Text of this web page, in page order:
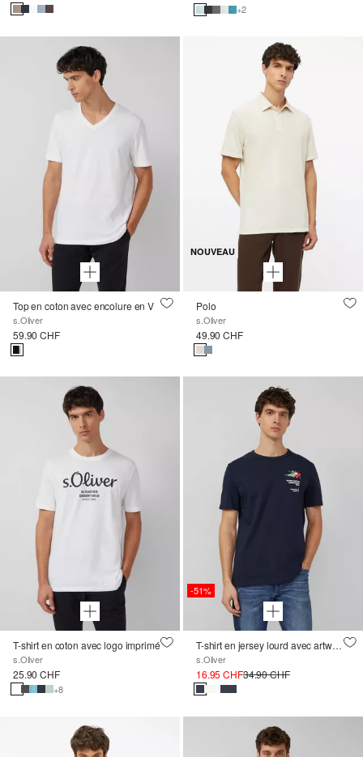
+2
Top en coton avec encolure en V
s.Oliver
59.90 CHF
NOUVEAU
Polo
s.Oliver
49.90 CHF
T-shirt en coton avec logo imprimé
s.Oliver
25.90 CHF
+8
-51%
T-shirt en jersey lourd avec artwork ; Collection sports d'hiver
s.Oliver
16.95 CHF34.90 CHF